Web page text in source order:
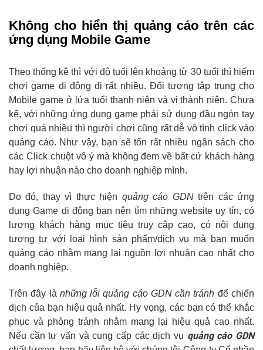
Không cho hiển thị quảng cáo trên các
ứng dụng Mobile Game
Theo thống kê thì với độ tuổi lên khoảng từ 30 tuổi thì hiếm
chơi game di động đi rất nhiều. Đối tượng tập trung cho
Mobile game ở lứa tuổi thanh niên và vị thành niên. Chưa
kể, với những ứng dụng game phải sử dụng đầu ngón tay
chơi quá nhiều thì người chơi cũng rất dễ vô tình click vào
quảng cáo. Như vậy, bạn sẽ tốn rất nhiều ngân sách cho
các Click chuột vô ý mà không đem về bất cứ khách hàng
hay lợi nhuận nào cho doanh nghiệp mình.
Do đó, thay vì thực hiện quảng cáo GDNtrên các ứng
dụng Game di động bạn nên tìm những website uy tín, có
lượng khách hàng mục tiêu truy cập cao, có nội dung
tương tự với loại hình sản phẩm/dịch vụ mà bạn muốn
quảng cáo nhằm mang lại nguồn lợi nhuận cao nhất cho
doanh nghiệp.
Trên đây là những lỗi quảng cáo GDN cần tránh để chiến
dịch của bạn hiệu quả nhất. Hy vọng, các bạn có thể khắc
phục và phòng tránh nhằm mang lại hiệu quả cao nhất.
Nếu cần tư vấn và cung cấp các dịch vụ quảng cáo GDN